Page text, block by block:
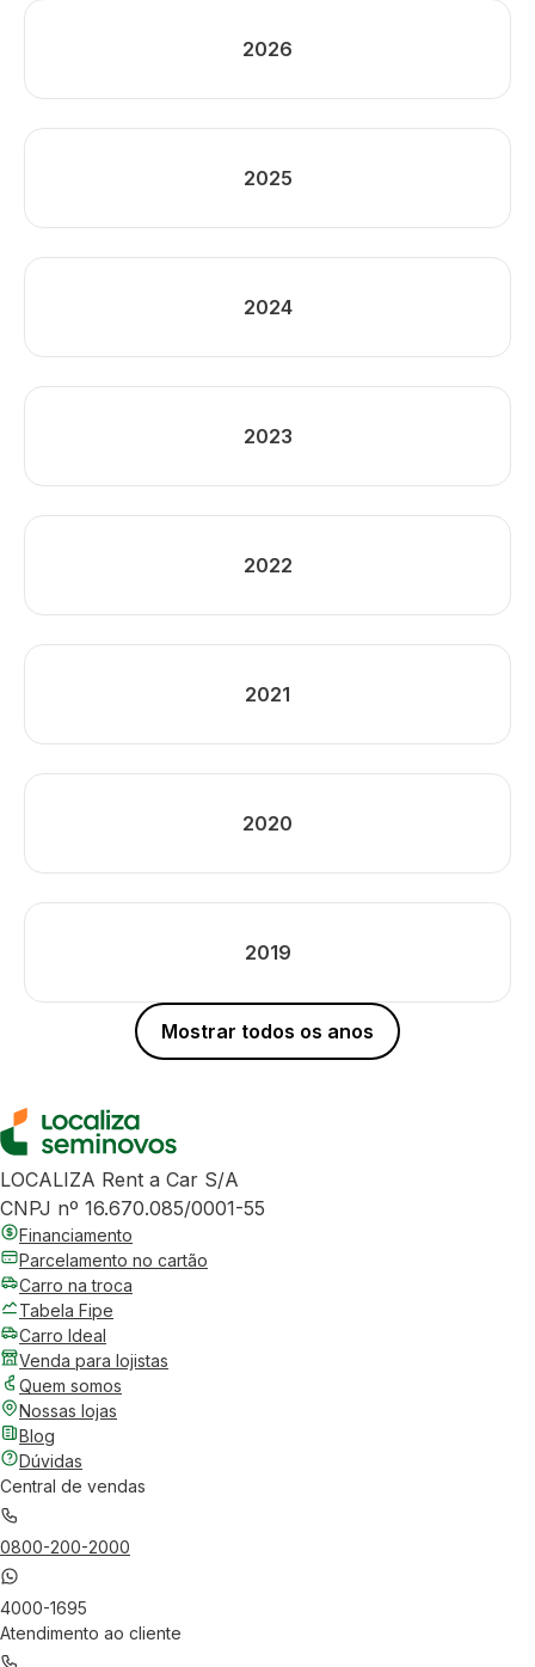
2026
2025
2024
2023
2022
2021
2020
2019
Mostrar todos os anos
LOCALIZA Rent a Car S/A
CNPJ nº 16.670.085/0001-55
Financiamento
Parcelamento no cartão
Carro na troca
Tabela Fipe
Carro Ideal
Venda para lojistas
Quem somos
Nossas lojas
Blog
Dúvidas
Central de vendas
0800-200-2000
4000-1695
Atendimento ao cliente